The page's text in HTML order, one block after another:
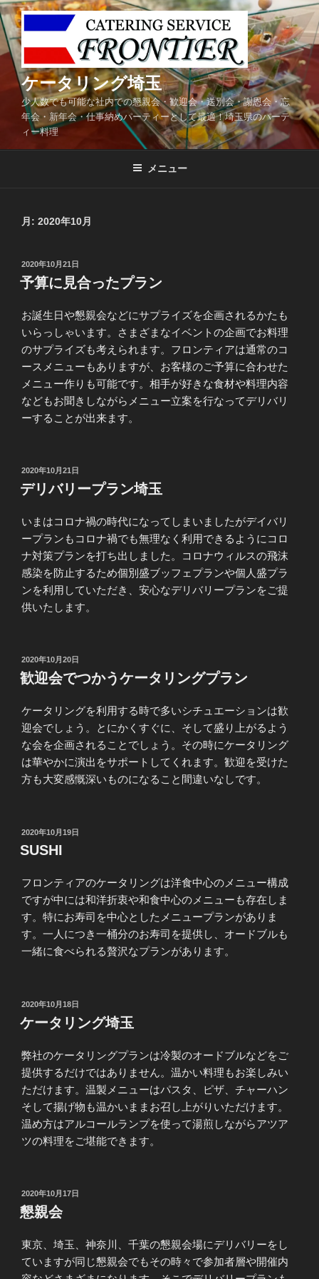
コ
ン
テ
ン
へ
ケータリング埼玉
少人数でも可能な社内での懇親会・歓迎会・送別会・謝恩会・忘
年会・新年会・仕事納めパーティーとして最適！埼玉県のパーテ
ィー料理
メニュー
月: 2020年10月
投
稿
日:
2020年10月21日
予算に見合ったプラン
お誕生日や懇親会などにサプライズを企画されるかたも
いらっしゃいます。さまざまなイベントの企画でお料理
のサプライズも考えられます。フロンティアは通常のコ
ースメニューもありますが、お客様のご予算に合わせた
メニュー作りも可能です。相手が好きな食材や料理内容
などもお聞きしながらメニュー立案を行なってデリバリ
ーすることが出来ます。
投
稿
日:
2020年10月21日
デリバリープラン埼玉
いまはコロナ禍の時代になってしまいましたがデイバリ
ープランもコロナ禍でも無理なく利用できるようにコロ
ナ対策プランを打ち出しました。コロナウィルスの飛沫
感染を防止するため個別盛ブッフェプランや個人盛プラ
ンを利用していただき、安心なデリバリープランをご提
供いたします。
投
稿
日:
2020年10月20日
歓迎会でつかうケータリングプラン
ケータリングを利用する時で多いシチュエーションは歓
迎会でしょう。とにかくすぐに、そして盛り上がるよう
な会を企画されることでしょう。その時にケータリング
は華やかに演出をサポートしてくれます。歓迎を受けた
方も大変感慨深いものになること間違いなしです。
投
稿
日:
2020年10月19日
SUSHI
フロンティアのケータリングは洋食中心のメニュー構成
ですが中には和洋折衷や和食中心のメニューも存在しま
す。特にお寿司を中心としたメニュープランがありま
す。一人につき一桶分のお寿司を提供し、オードブルも
一緒に食べられる贅沢なプランがあります。
投
稿
日:
2020年10月18日
ケータリング埼玉
弊社のケータリングプランは冷製のオードブルなどをご
提供するだけではありません。温かい料理もお楽しみい
ただけます。温製メニューはパスタ、ピザ、チャーハン
そして揚げ物も温かいままお召し上がりいただけます。
温め方はアルコールランプを使って湯煎しながらアツア
ツの料理をご堪能できます。
投
稿
日:
2020年10月17日
懇親会
東京、埼玉、神奈川、千葉の懇親会場にデリバリーをし
ていますが同じ懇親会でもその時々で参加者層や開催内